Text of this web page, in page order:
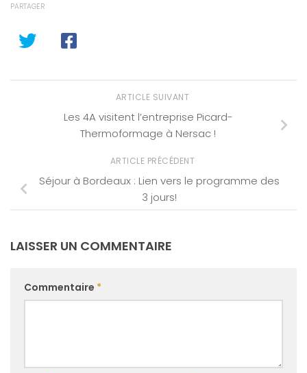
PARTAGER
ARTICLE SUIVANT
Les 4A visitent l’entreprise Picard-
Thermoformage à Nersac !
ARTICLE PRÉCÉDENT
Séjour à Bordeaux : Lien vers le programme des
3 jours!
LAISSER UN COMMENTAIRE
Commentaire *